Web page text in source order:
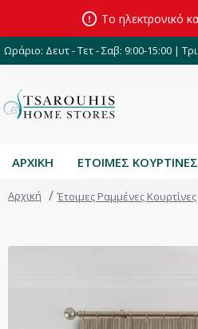
Το ηλεκτρονικό
Ωράριο: Δευτ - Τετ - Σαβ: 9:00-15:00 |
ΑΡΧΙΚΗ ΕΤΟΙΜΕΣ ΚΟΥΡΤΙΝΕΣ
Αρχική Έτοιμες Ραμμένες Κουρτίνες